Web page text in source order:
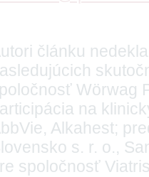
článku
Wörwag
na
Alkahest;
s. r. o.,
spoločnosť